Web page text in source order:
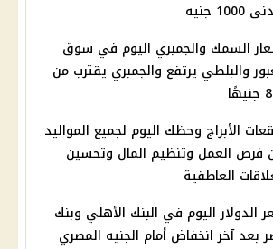
جنيه
السمك والجمبري اليوم في سوق
والبلطي يرتفع والجمبري يقترب من
الأبراج وحظك اليوم لجميع المواليد
فرص العمل وتنظيم المال وتحسين
العاطفية
الدولار اليوم في البنك الأهلي وبنك
بعد آخر انخفاض أمام الجنيه المصري